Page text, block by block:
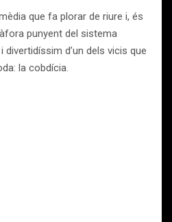
que fa plorar de riure i, és
punyent del sistema
d’un dels vicis que
la cobdícia.